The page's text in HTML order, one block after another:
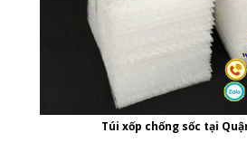
Túi xốp chống sốc tại